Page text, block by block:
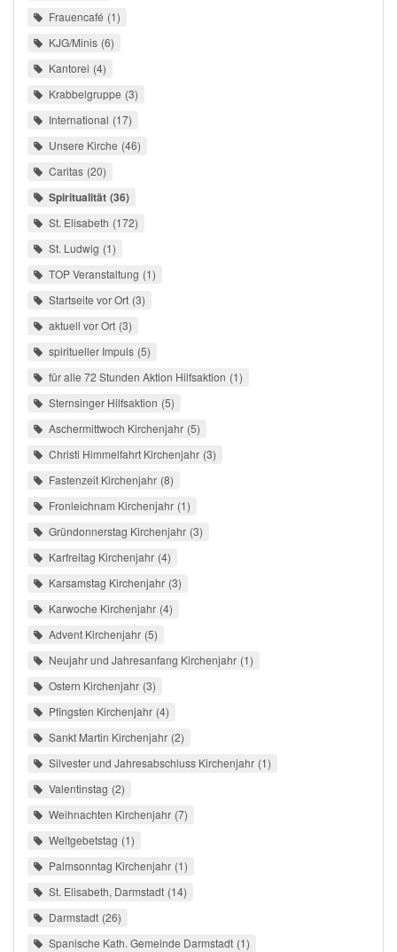
Frauencafé 1
KJG/Minis 6
Kantorei 4
Krabbelgruppe 3
International 17
Unsere Kirche 46
Caritas 20
Spiritualität 36
St. Elisabeth 172
St. Ludwig 1
TOP Veranstaltung 1
Startseite vor Ort 3
aktuell vor Ort 3
spiritueller Impuls 5
für alle 72 Stunden Aktion Hilfsaktion 1
Sternsinger Hilfsaktion 5
Aschermittwoch Kirchenjahr 5
Christi Himmelfahrt Kirchenjahr 3
Fastenzeit Kirchenjahr 8
Fronleichnam Kirchenjahr 1
Gründonnerstag Kirchenjahr 3
Karfreitag Kirchenjahr 4
Karsamstag Kirchenjahr 3
Karwoche Kirchenjahr 4
Advent Kirchenjahr 5
Neujahr und Jahresanfang Kirchenjahr 1
Ostern Kirchenjahr 3
Pfingsten Kirchenjahr 4
Sankt Martin Kirchenjahr 2
Silvester und Jahresabschluss Kirchenjahr 1
Valentinstag 2
Weihnachten Kirchenjahr 7
Weltgebetstag 1
Palmsonntag Kirchenjahr 1
St. Elisabeth, Darmstadt 14
Darmstadt 26
Spanische Kath. Gemeinde Darmstadt 1